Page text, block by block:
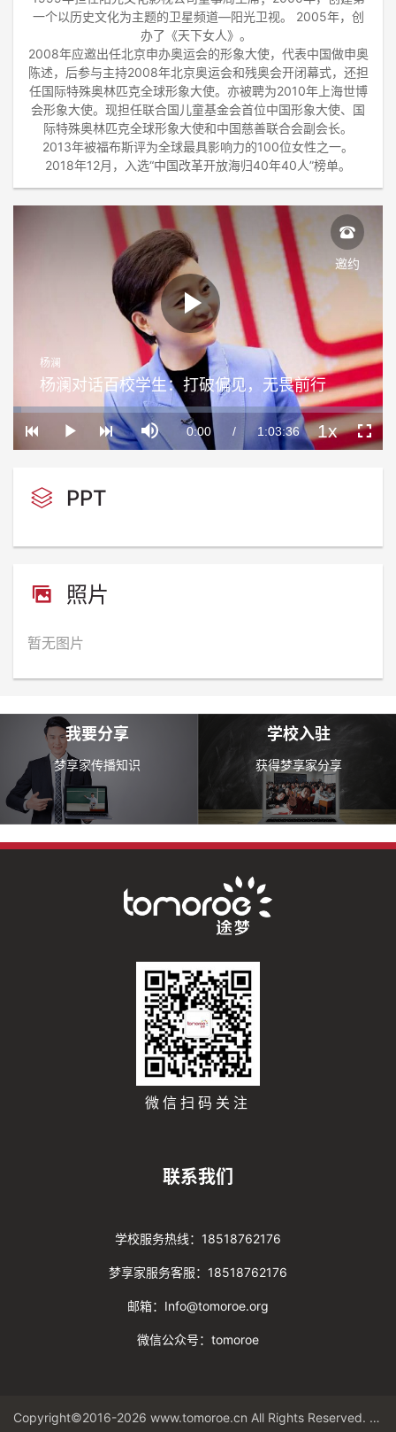
一个以历史文化为主题的卫星频道—阳光卫视。 2005年，创
办了《天下女人》。
2008年应邀出任北京申办奥运会的形象大使，代表中国做申奥
陈述，后参与主持2008年北京奥运会和残奥会开闭幕式，还担
任国际特殊奥林匹克全球形象大使。亦被聘为2010年上海世博
会形象大使。现担任联合国儿童基金会首位中国形象大使、国
际特殊奥林匹克全球形象大使和中国慈善联合会副会长。
2013年被福布斯评为全球最具影响力的100位女性之一。
2018年12月，入选“中国改革开放海归40年40人”榜单。
Play
Video
Play
Mute
Current
0:00 / Duration
1:03:36
Loaded:
0%
Progress:
0%
Playback
Rate
1x
杨澜
杨澜对话百校学生：打破偏见，无畏前行
邀约
PPT
照片
暂无图片
我要分享
梦享家传播知识
学校入驻
获得梦享家分享
微信扫码关注
联系我们
学校服务热线：18518762176
梦享家服务客服：18518762176
邮箱：Info@tomoroe.org
微信公众号：tomoroe
Copyright©2016-2026 www.tomoroe.cn All Rights Reserved. 途梦 版权所有